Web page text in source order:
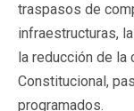
traspasos de
infraestructuras,
la reducción de la
Constitucional,
programados.